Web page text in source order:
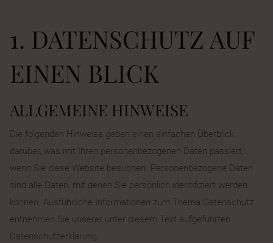
1. DATENSCHUTZ AUF
EINEN BLICK
ALLGEMEINE HINWEISE
Die folgenden Hinweise geben einen einfachen Überblick
darüber, was mit Ihren personenbezogenen Daten passiert,
wenn Sie diese Website besuchen. Personenbezogene Daten
sind alle Daten, mit denen Sie persönlich identifiziert werden
können. Ausführliche Informationen zum Thema Datenschutz
entnehmen Sie unserer unter diesem Text aufgeführten
Datenschutzerklärung.